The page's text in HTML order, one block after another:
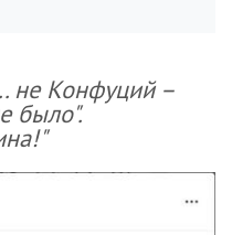
не Конфуций –
было".